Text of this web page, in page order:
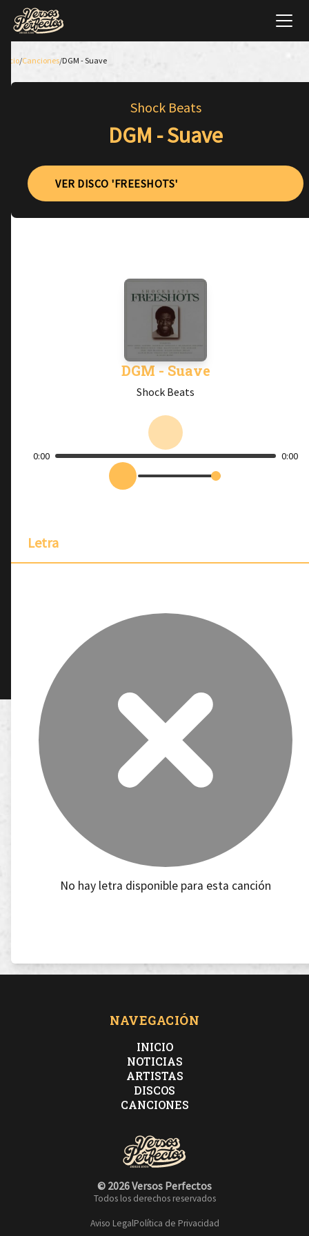
Inicio/Canciones/DGM - Suave
Shock Beats
DGM - Suave
VER DISCO 'FREESHOTS'
DGM - Suave
Shock Beats
0:00 0:00
Letra
No hay letra disponible para esta canción
NAVEGACIÓN
INICIO
NOTICIAS
ARTISTAS
DISCOS
CANCIONES
© 2026 Versos Perfectos
Todos los derechos reservados
Aviso LegalPolítica de Privacidad